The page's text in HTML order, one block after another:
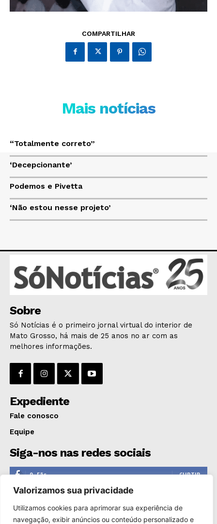
EDUCAÇÃO
SAÚDE
AGRONOTÍCIAS
ÚLTIMAS NOTÍCIAS
Valorizamos sua privacidade
Utilizamos cookies para aprimorar sua experiência de
navegação, exibir anúncios ou conteúdo personalizado e
COMPARTILHAR
Mais notícias
“Totalmente correto”
‘Decepcionante’
Podemos e Pivetta
‘Não estou nesse projeto’
Sobre
Só Notícias é o primeiro jornal virtual do interior de
Mato Grosso, há mais de 25 anos no ar com as
melhores informações.
Expediente
Fale conosco
Equipe
Siga-nos nas redes sociais
0 Fãs CURTIR
0 Seguidores